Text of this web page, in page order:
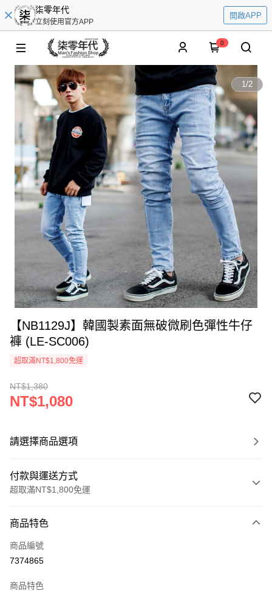
柒零年代
立刻使用官方APP
開啟APP
0
1/2
【NB1129J】韓國製素面無破微刷色彈性牛仔
褲 (LE-SC006)
超取滿NT$1,800免運
NT$1,380
NT$1,080
請選擇商品選項
付款與運送方式
超取滿NT$1,800免運
信用卡一次付款
超商取貨付款
商品特色
商品編號
7374865
商品特色